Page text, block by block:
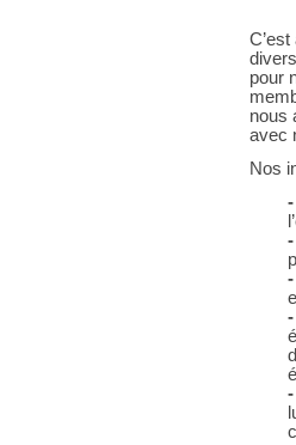
pour
nous
avec
Nos
-
-
-
-
-